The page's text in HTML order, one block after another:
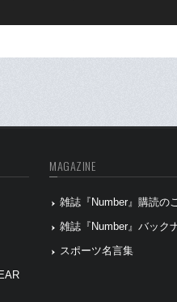
MAGAZINE
雑誌『Number』購読の
雑誌『Number』バック
スポーツ名言集